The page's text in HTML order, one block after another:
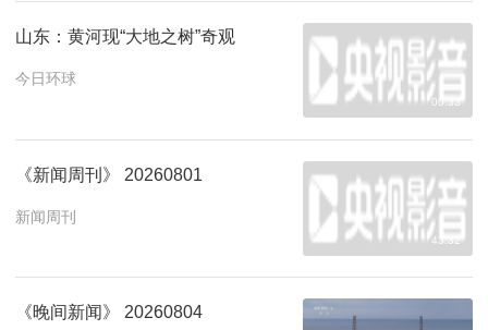
山东：黄河现“大地之树”奇观
今日环球
00:33
《新闻周刊》 20260801
新闻周刊
43:32
《晚间新闻》 20260804